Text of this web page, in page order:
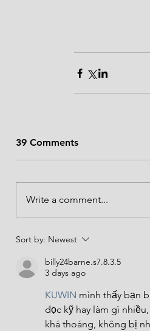
39 Comments
Write a comment...
Sort by: Newest
billy24barne.s7.8.3.5
3 days ago
KUWIN mình thấy bạn
đọc kỹ hay làm gì
khá thoáng, không bị